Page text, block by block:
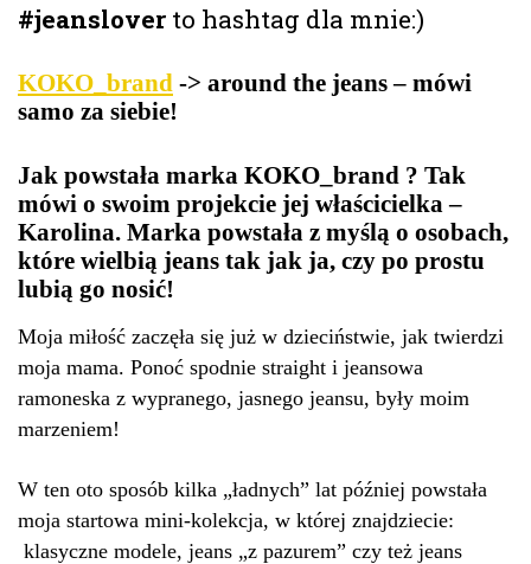
#jeanslover to hashtag dla mnie:)
KOKO_brand -> around the jeans – mówi
samo za siebie!
Jak powstała marka KOKO_brand ? Tak
mówi o swoim projekcie jej właścicielka –
Karolina. Marka powstała z myślą o osobach,
które wielbią jeans tak jak ja, czy po prostu
lubią go nosić!
Moja miłość zaczęła się już w dzieciństwie, jak twierdzi
moja mama. Ponoć spodnie straight i jeansowa
ramoneska z wypranego, jasnego jeansu, były moim
marzeniem!
W ten oto sposób kilka „ładnych” lat później powstała
moja startowa mini-kolekcja, w której znajdziecie:
klasyczne modele, jeans „z pazurem” czy też jeans